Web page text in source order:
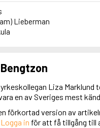
Lieberman
Liza Marklund
en av Sveriges mest
förkortad version av
Logga in för att få tillgång till